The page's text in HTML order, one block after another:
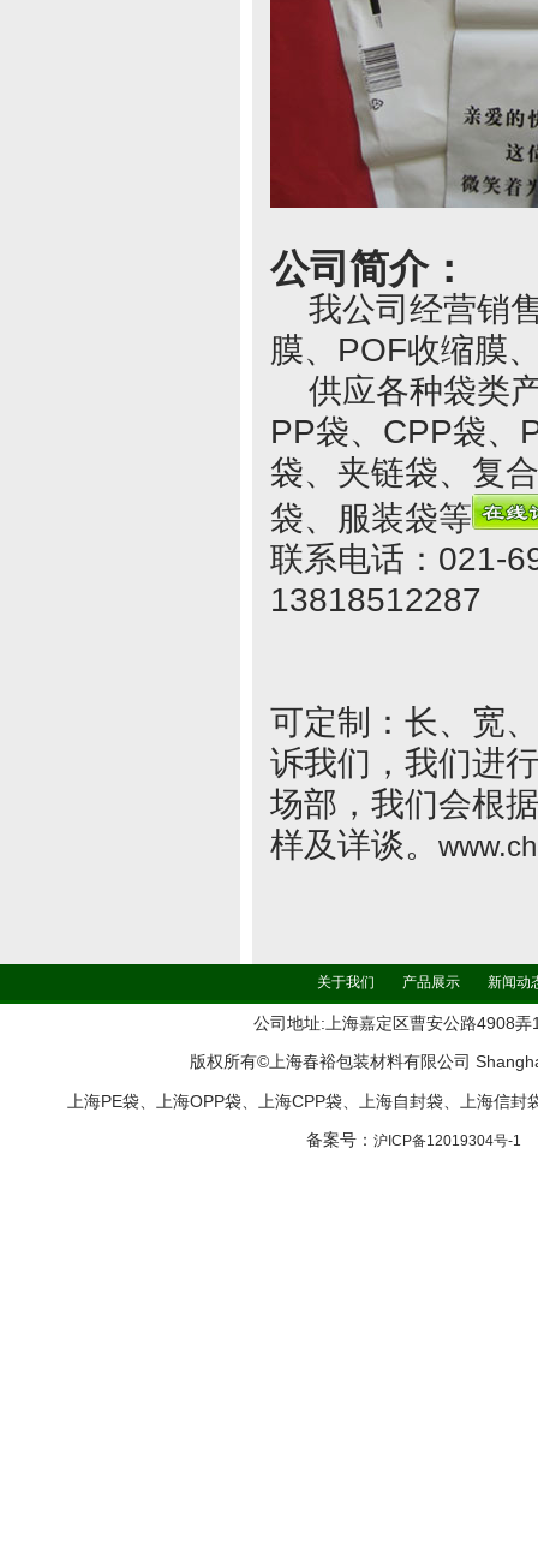
公司简介：
我公司经营销
膜、POF收缩膜
供应各种袋类
PP袋、CPP袋、
袋、夹链袋、复
袋、服装袋等
联系电话：021-
13818512287
可定制：长、宽
诉我们，我们进
场部，我们会根
样及详谈。
关于我们 产品展示 新闻动
公司地址:上海嘉定区曹安公路4908
版权所有©上海春裕包装材料有限公司
上海PE袋、上海OPP袋、上海CPP袋、上海自封袋、上海信
备案号： 沪ICP备12019304号-1